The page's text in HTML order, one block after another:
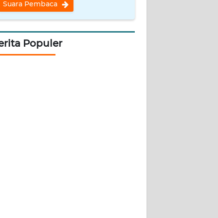
Suara Pembaca
Populer